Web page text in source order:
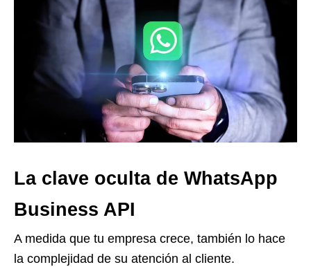
La clave oculta de WhatsApp
Business API
A medida que tu empresa crece, también lo hace
la complejidad de su atención al cliente.